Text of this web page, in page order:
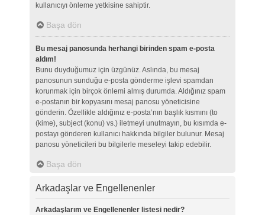
kullanıcıyı önleme yetkisine sahiptir.
Başa dön
Bu mesaj panosunda herhangi birinden spam e-posta
aldım!
Bunu duyduğumuz için üzgünüz. Aslında, bu mesaj
panosunun sunduğu e-posta gönderme işlevi spamdan
korunmak için birçok önlemi almış durumda. Aldığınız spam
e-postanın bir kopyasını mesaj panosu yöneticisine
gönderin. Özellikle aldığınız e-posta’nın başlık kısmını (to
(kime), subject (konu) vs.) iletmeyi unutmayın, bu kısımda e-
postayı gönderen kullanıcı hakkında bilgiler bulunur. Mesaj
panosu yöneticileri bu bilgilerle meseleyi takip edebilir.
Başa dön
Arkadaşlar ve Engellenenler
Arkadaşlarım ve Engellenenler listesi nedir?